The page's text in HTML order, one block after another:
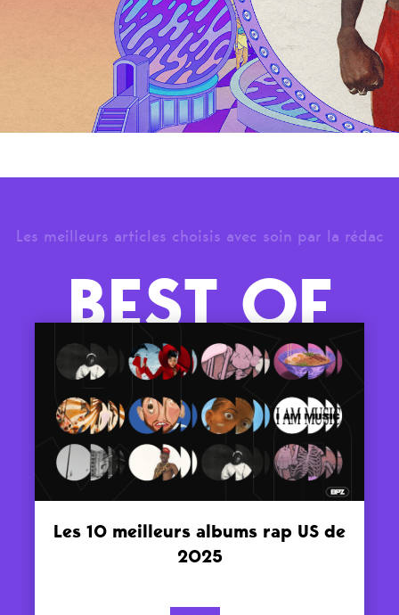
Les meilleurs articles choisis avec soin par la rédac
BEST OF
Les 10 meilleurs albums rap US de
2025